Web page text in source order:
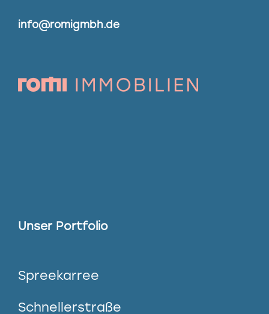
info@romigmbh.de
Unser Portfolio
Spreekarree
Schnellerstraße